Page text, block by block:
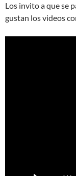
Los invito a que se
gustan los videos